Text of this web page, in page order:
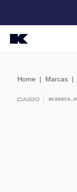
Home | Marcas |